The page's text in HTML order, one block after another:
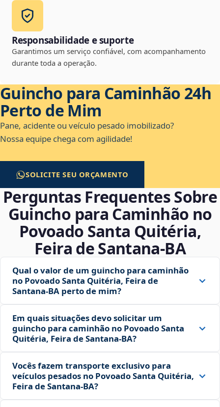
Responsabilidade e suporte
Garantimos um serviço confiável, com acompanhamento
durante toda a operação.
Guincho para Caminhão 24h
Perto de Mim
Pane, acidente ou veículo pesado imobilizado?
Nossa equipe chega com agilidade!
SOLICITE SEU ORÇAMENTO
Perguntas Frequentes Sobre
Guincho para Caminhão no
Povoado Santa Quitéria,
Feira de Santana‑BA
Qual o valor de um guincho para caminhão
no Povoado Santa Quitéria, Feira de
Santana‑BA perto de mim?
Em quais situações devo solicitar um
guincho para caminhão no Povoado Santa
Quitéria, Feira de Santana‑BA?
Vocês fazem transporte exclusivo para
veículos pesados no Povoado Santa Quitéria,
Feira de Santana‑BA?